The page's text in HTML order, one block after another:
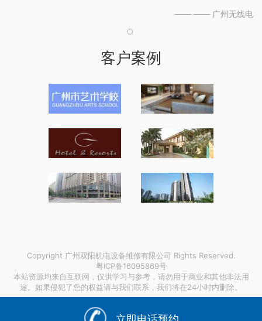
—— —— 广州无线电
客户案例
Copyright 广州双阳机电设备维修有限公司 Rights Reserved.
粤ICP备16095869号
本站资源均来自互联网，仅供学习与参考，请勿用于商业和其他非法用
途。如果侵犯了您的权益请与我们联系，我们将在24小时内删除。